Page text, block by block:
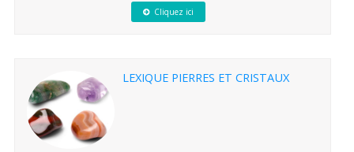
Cliquez ici
LEXIQUE PIERRES ET CRISTAUX